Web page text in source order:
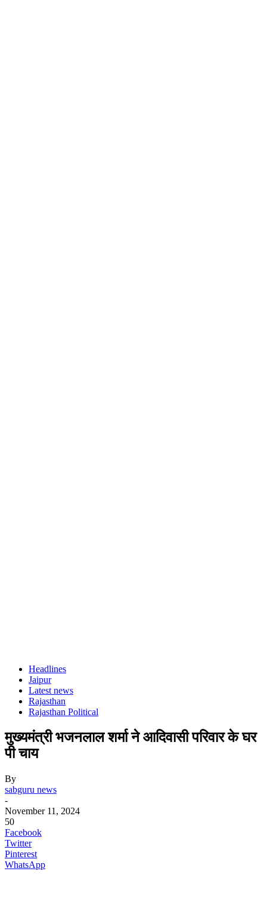
Headlines
Jaipur
Latest news
Rajasthan
Rajasthan Political
मुख्यमंत्री भजनलाल शर्मा ने आदिवासी परिवार के घर
पी चाय
By
sabguru news
-
November 11, 2024
50
Facebook
Twitter
Pinterest
WhatsApp